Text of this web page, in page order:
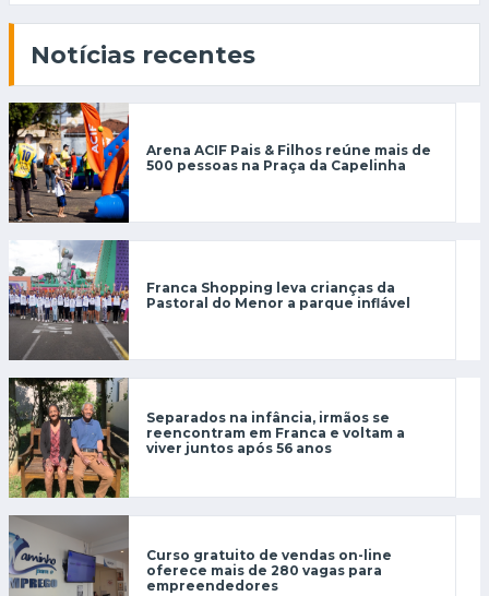
Notícias recentes
Arena ACIF Pais & Filhos reúne mais de
500 pessoas na Praça da Capelinha
Franca Shopping leva crianças da
Pastoral do Menor a parque inflável
Separados na infância, irmãos se
reencontram em Franca e voltam a
viver juntos após 56 anos
Curso gratuito de vendas on-line
oferece mais de 280 vagas para
empreendedores